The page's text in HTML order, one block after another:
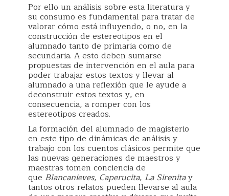
Por ello un análisis sobre esta literatura y
su consumo es fundamental para tratar de
valorar cómo está influyendo, o no, en la
construcción de estereotipos en el
alumnado tanto de primaria como de
secundaria. A esto deben sumarse
propuestas de intervención en el aula para
poder trabajar estos textos y llevar al
alumnado a una reflexión que le ayude a
deconstruir estos textos y, en
consecuencia, a romper con los
estereotipos creados.
La formación del alumnado de magisterio
en este tipo de dinámicas de análisis y
trabajo con los cuentos clásicos permite que
las nuevas generaciones de maestros y
maestras tomen conciencia de
que Blancanieves, Caperucita, La Sirenitay
tantos otros relatos pueden llevarse al aula